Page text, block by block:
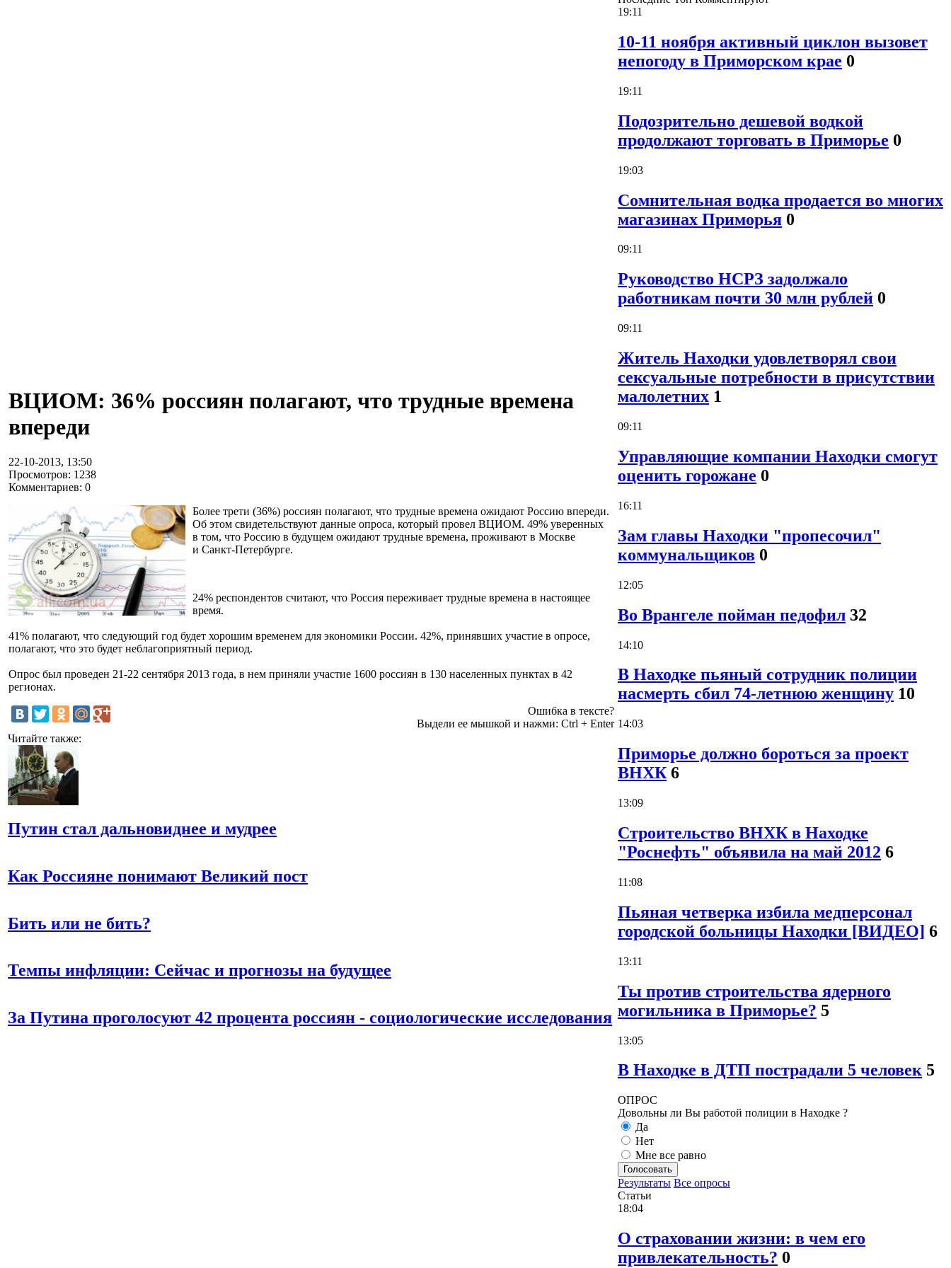
ВЦИОМ: 36% россиян полагают, что трудные времена
впереди
22-10-2013, 13:50
Просмотров: 1238
Комментариев: 0
Более трети (36%) россиян полагают, что трудные времена ожидают Россию впереди.
Об этом свидетельствуют данные опроса, который провел ВЦИОМ. 49% уверенных
в том, что Россию в будущем ожидают трудные времена, проживают в Москве
и Санкт-Петербурге.
24% респондентов считают, что Россия переживает трудные времена в настоящее
время.
41% полагают, что следующий год будет хорошим временем для экономики России. 42%, принявших участие в опросе,
полагают, что это будет неблагоприятный период.
Опрос был проведен 21-22 сентября 2013 года, в нем приняли участие 1600 россиян в 130 населенных пунктах в 42
регионах.
Ошибка в тексте?
Выдели ее мышкой и нажми: Ctrl + Enter
Читайте также:
Путин стал дальновиднее и мудрее
Как Россияне понимают Великий пост
Бить или не бить?
Темпы инфляции: Сейчас и прогнозы на будущее
За Путина проголосуют 42 процента россиян - социологические исследования
19:11
10-11 ноября активный циклон вызовет
непогоду в Приморском крае 0
19:11
Подозрительно дешевой водкой
продолжают торговать в Приморье 0
19:03
Сомнительная водка продается во многих
магазинах Приморья 0
09:11
Руководство НСРЗ задолжало
работникам почти 30 млн рублей 0
09:11
Житель Находки удовлетворял свои
сексуальные потребности в присутствии
малолетних 1
09:11
Управляющие компании Находки смогут
оценить горожане 0
16:11
Зам главы Находки "пропесочил"
коммунальщиков 0
12:05
Во Врангеле пойман педофил 32
14:10
В Находке пьяный сотрудник полиции
насмерть сбил 74-летнюю женщину 10
14:03
Приморье должно бороться за проект
ВНХК 6
13:09
Строительство ВНХК в Находке
"Роснефть" объявила на май 2012 6
11:08
Пьяная четверка избила медперсонал
городской больницы Находки [ВИДЕО] 6
13:11
Ты против строительства ядерного
могильника в Приморье? 5
13:05
В Находке в ДТП пострадали 5 человек 5
ОПРОС
Довольны ли Вы работой полиции в Находке ?
Да
Нет
Мне все равно
Голосовать
Результаты Все опросы
Статьи
18:04
О страховании жизни: в чем его
привлекательность? 0